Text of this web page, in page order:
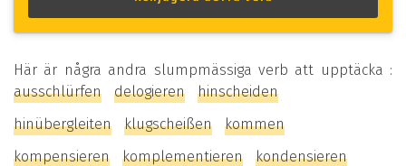
Här är några andra slumpmässiga verb att upptäcka :
ausschlürfen
delogieren
hinscheiden
hinübergleiten
klugscheißen
kommen
kompensieren
komplementieren
kondensieren